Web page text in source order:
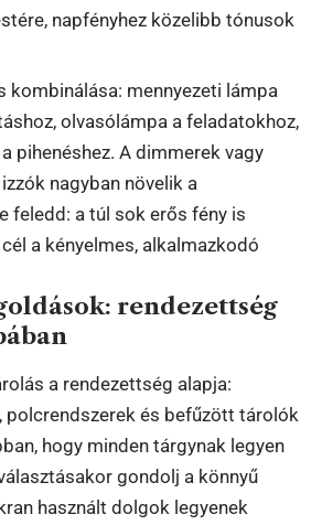
napfényhez közelibb tónusok
kombinálása: mennyezeti lámpa
olvasólámpa a feladatokhoz,
pihenéshez. A dimmerek vagy
nagyban növelik a
feledd: a túl sok erős fény is
a kényelmes, alkalmazkodó
rendezettség
a rendezettség alapja:
polcrendszerek és befűzött tárolók
hogy minden tárgynak legyen
gondolj a könnyű
használt dolgok legyenek